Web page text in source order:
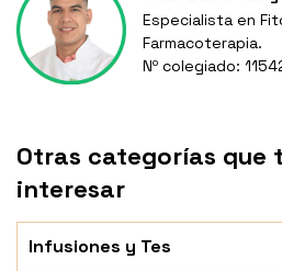
Especialista en
Farmacoterapia.
Nº colegiado:
Otras categorías que
interesar
Infusiones y Tes